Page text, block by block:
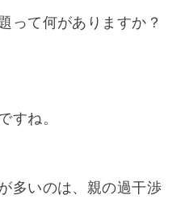
って何がありますか？
すね。
多いのは、親の過干渉